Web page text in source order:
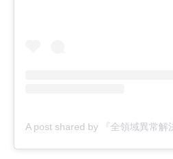
A post shared by 『全領域異常